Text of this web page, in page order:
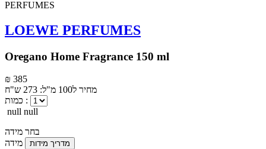
LOEWE PERFUMES
Oregano Home Fragrance 150 ml
₪ 385
מחיר ל100 מ"ל: 273 ש"ח
כמות :
null null
בחר מידה
מידה
מדריך מידות